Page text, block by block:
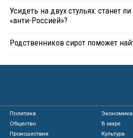
Усидеть на двух стульях: станет
«анти-Россией»?
Родственников сирот поможет
Политика
Экономика
Общество
В мире
Происшествия
Культура